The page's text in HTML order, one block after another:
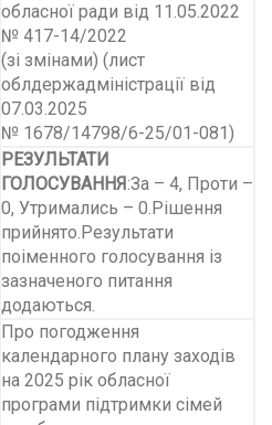
обласної ради від 11.05.2022
№ 417-14/2022
(зі змінами) (лист
облдержадміністрації від
07.03.2025
№ 1678/14798/6-25/01-081)
РЕЗУЛЬТАТИ
ГОЛОСУВАННЯ:За – 4, Проти –
0, Утримались – 0.Рішення
прийнято.Результати
поіменного голосування із
зазначеного питання
додаються.
Про погодження
календарного плану заходів
на 2025 рік обласної
програми підтримки сімей